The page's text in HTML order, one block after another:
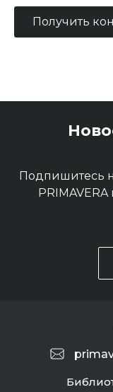
Получить
Подпишитесь